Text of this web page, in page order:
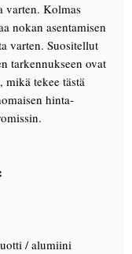
varten. Kolmas
nokan asentamisen
varten. Suositellut
tarkennukseen ovat
tekee tästä
hinta-
/ alumiini